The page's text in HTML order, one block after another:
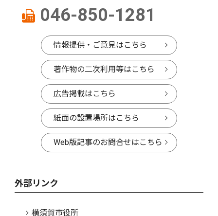
046-850-1281
情報提供・ご意見はこちら
著作物の二次利用等はこちら
広告掲載はこちら
紙面の設置場所はこちら
Web版記事のお問合せはこちら
外部リンク
横須賀市役所